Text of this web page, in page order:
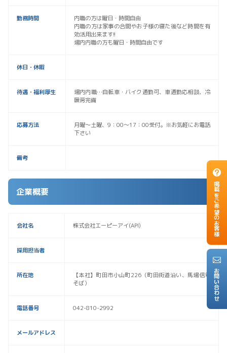
掲載をご希望のお客様
お問い合わせ
勤務時間
内職の方は曜日・時間自由
内職の方は家事の合間やお子様の寝た後など時間を有
効活用出来ます!!
場内内職の方も曜日・時間自由です
休日・休暇
待遇・福利厚生
場内内職…自転車・バイク通勤可、車通勤応相談、冷
暖房完備
応募方法
月曜〜土曜、9：00〜17：00受付。※お気軽にお電話
下さい
備考
企業概要
会社名 株式会社エーピーアイ(API)
採用担当者
所在地
【本社】町田市小山町226（町田街道沿い、馬場信号
そば）
電話番号 042-810-2992
メールアドレス